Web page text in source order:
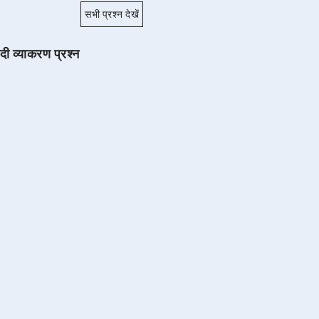
सभी प्रश्न देखें
व्याकरण प्रश्न